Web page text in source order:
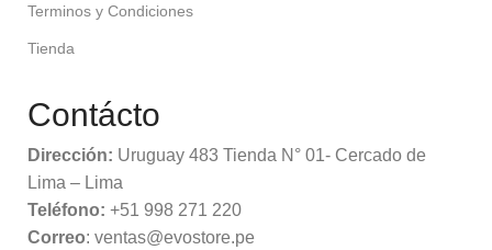
Terminos y Condiciones
Tienda
Contácto
Dirección: Uruguay 483 Tienda N° 01- Cercado de
Lima – Lima
Teléfono: +51 998 271 220
Correo: ventas@evostore.pe